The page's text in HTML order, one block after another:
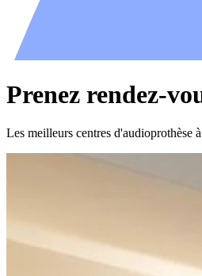
Prenez rendez-
Les meilleurs centres d'audioprothèse